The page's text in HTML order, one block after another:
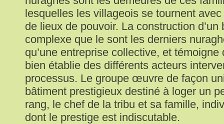
lesquelles les villageois se tournent avec
de lieux de pouvoir. La construction d’un
complexe que le sont les derniers
qu’une entreprise collective, et témoigne
bien établie des différents acteurs
processus. Le groupe œuvre de façon
bâtiment prestigieux destiné à loger un
rang, le chef de la tribu et sa famille,
dont le prestige est indiscutable.